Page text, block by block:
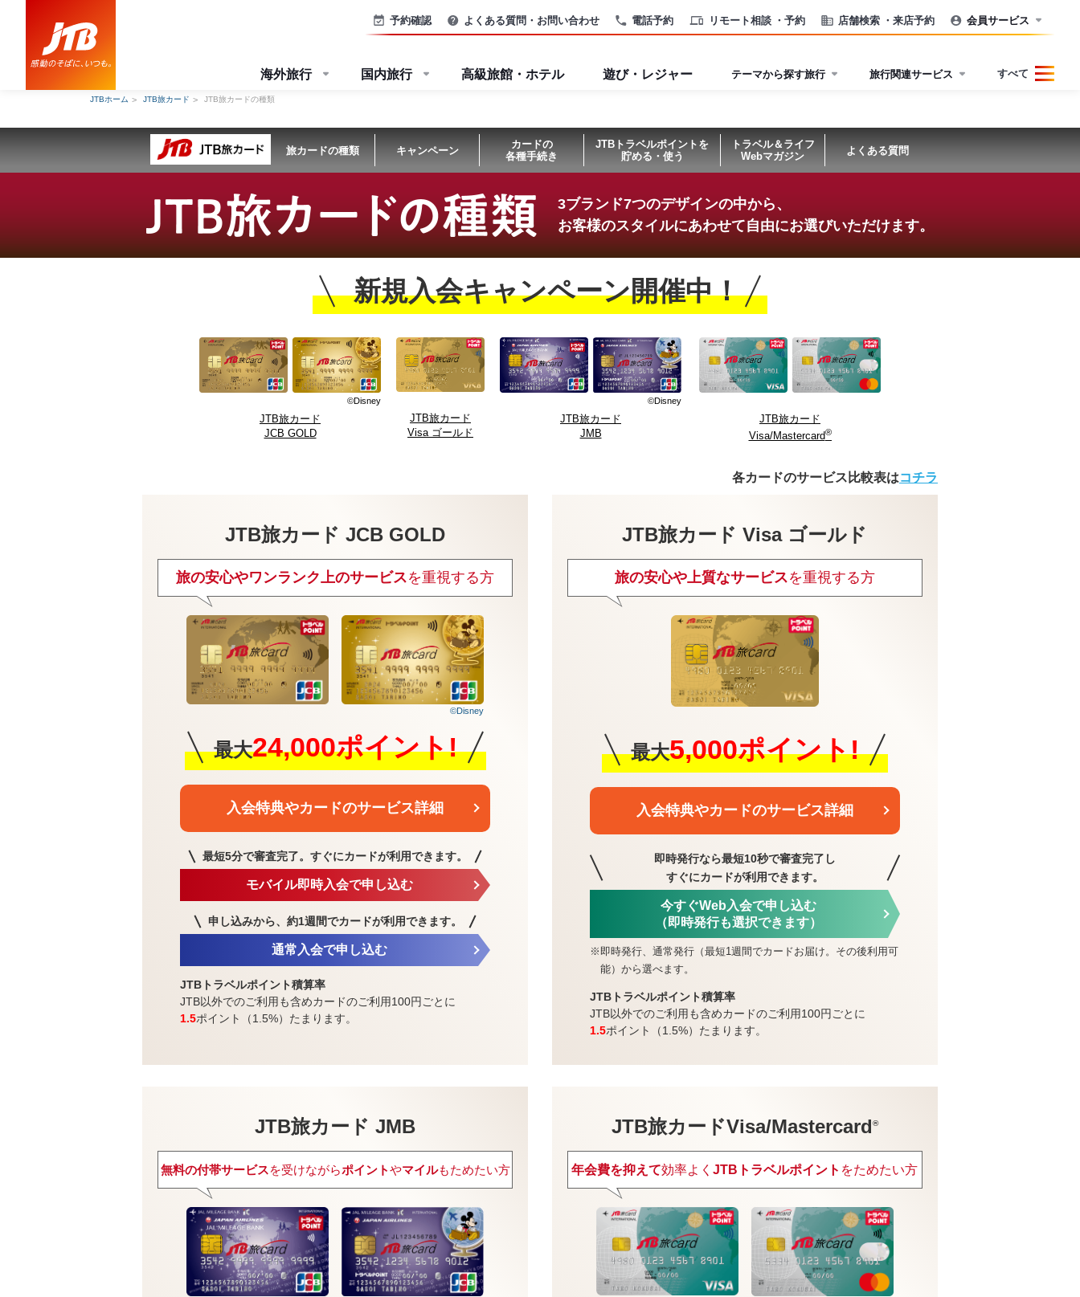
電話予約 リモート相談 ・予約 店舗検索 ・来店予約
予約確認 よくある質問・お問い合わせ 会員サービス
海外旅行 国内旅行 高級旅館・ホテル 遊び・レジャー テーマから探す旅行 旅行関連サービス すべて
JTBホーム JTB旅カード JTB旅カードの種類
旅カードの種類 キャンペーン
カードの
各種手続き
JTBトラベルポイントを
貯める・使う
トラベル＆ライフ
Webマガジン
よくある質問
3ブランド7つのデザインの中から、
お客様のスタイルにあわせて自由にお選びいただけます。
新規入会キャンペーン開催中！
©Disney
JTB旅カード
JCB GOLD
JTB旅カード
Visa ゴールド
©Disney
JTB旅カード
JMB
JTB旅カード
Visa/Mastercard®
各カードのサービス比較表はコチラ
JTB旅カード JCB GOLD
旅の安心やワンランク上のサービスを重視する方
©Disney
最大24,000ポイント!
入会特典やカードのサービス詳細
最短5分で審査完了。すぐにカードが利用できます。
モバイル即時入会で申し込む
申し込みから、約1週間でカードが利用できます。
通常入会で申し込む
JTBトラベルポイント積算率
JTB以外でのご利用も含めカードのご利用100円ごとに
1.5ポイント（1.5%）たまります。
JTB旅カード Visa ゴールド
旅の安心や上質なサービスを重視する方
最大5,000ポイント!
入会特典やカードのサービス詳細
即時発行なら最短10秒で審査完了し
すぐにカードが利用できます。
今すぐWeb入会で申し込む
（即時発行も選択できます）
※ 即時発行、通常発行（最短1週間でカードお届け。その後利用可
能）から選べます。
JTBトラベルポイント積算率
JTB以外でのご利用も含めカードのご利用100円ごとに
1.5ポイント（1.5%）たまります。
JTB旅カード JMB
無料の付帯サービスを受けながらポイントやマイルもためたい方
JTB旅カードVisa/Mastercard®
年会費を抑えて効率よくJTBトラベルポイント をためたい方